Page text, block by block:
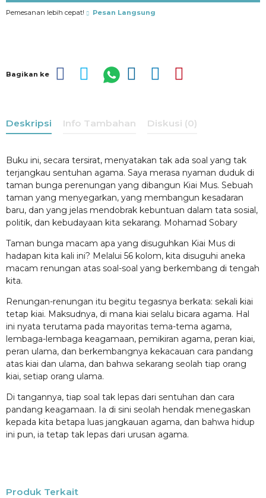
Pemesanan lebih cepat! Pesan Langsung
Bagikan ke
Deskripsi Info Tambahan Diskusi (0)
Buku ini, secara tersirat, menyatakan tak ada soal yang tak
terjangkau sentuhan agama. Saya merasa nyaman duduk di
taman bunga perenungan yang dibangun Kiai Mus. Sebuah
taman yang menyegarkan, yang membangun kesadaran
baru, dan yang jelas mendobrak kebuntuan dalam tata sosial,
politik, dan kebudayaan kita sekarang. Mohamad Sobary
Taman bunga macam apa yang disuguhkan Kiai Mus di
hadapan kita kali ini? Melalui 56 kolom, kita disuguhi aneka
macam renungan atas soal-soal yang berkembang di tengah
kita.
Renungan-renungan itu begitu tegasnya berkata: sekali kiai
tetap kiai. Maksudnya, di mana kiai selalu bicara agama. Hal
ini nyata terutama pada mayoritas tema-tema agama,
lembaga-lembaga keagamaan, pemikiran agama, peran kiai,
peran ulama, dan berkembangnya kekacauan cara pandang
atas kiai dan ulama, dan bahwa sekarang seolah tiap orang
kiai, setiap orang ulama.
Di tangannya, tiap soal tak lepas dari sentuhan dan cara
pandang keagamaan. Ia di sini seolah hendak menegaskan
kepada kita betapa luas jangkauan agama, dan bahwa hidup
ini pun, ia tetap tak lepas dari urusan agama.
Produk Terkait